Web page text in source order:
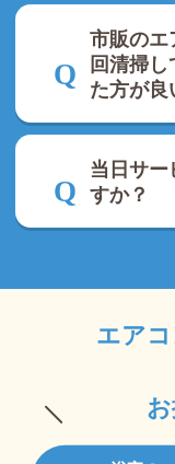
市販のエ
回清掃
た方が良
当日サー
すか？
エア